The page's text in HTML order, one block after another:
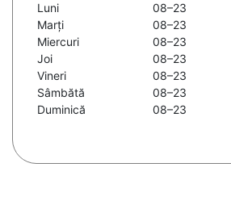
Luni
08–23
Marți
08–23
Miercuri
08–23
Joi
08–23
Vineri
08–23
Sâmbătă
08–23
Duminică
08–23